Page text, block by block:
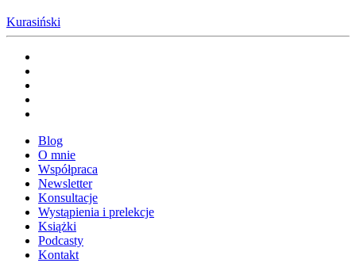
Kurasiński
Blog
O mnie
Współpraca
Newsletter
Konsultacje
Wystąpienia i prelekcje
Książki
Podcasty
Kontakt